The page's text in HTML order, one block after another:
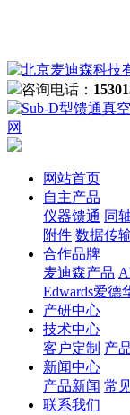
咨询电话：
网站首页
自主产品
仪器馈通 同
附件 数据传
合作品牌
麦迪森产品
Edwards爱德
产研中心
技术中心
客户定制 产
新闻中心
产品新闻 常
联系我们